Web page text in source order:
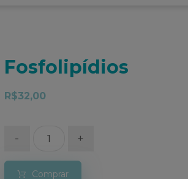
Fosfolipídios
R$32,00
- +
Comprar